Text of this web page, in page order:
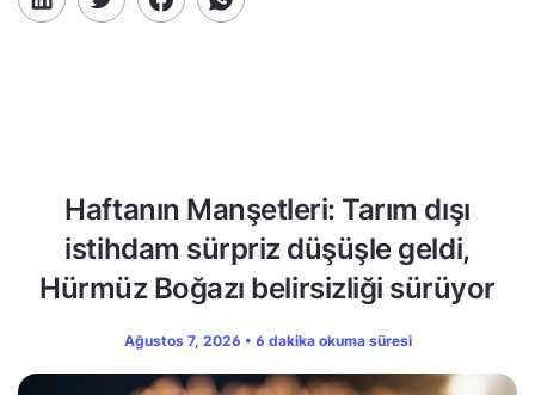
Haftanın Manşetleri: Tarım dışı
istihdam sürpriz düşüşle geldi,
Hürmüz Boğazı belirsizliği sürüyor
Ağustos 7, 2026 • 6 dakika okuma süresi